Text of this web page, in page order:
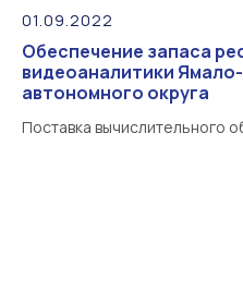
01.09.2022
Обеспечение запаса
видеоаналитики
автономного округа
Поставка вычислительного